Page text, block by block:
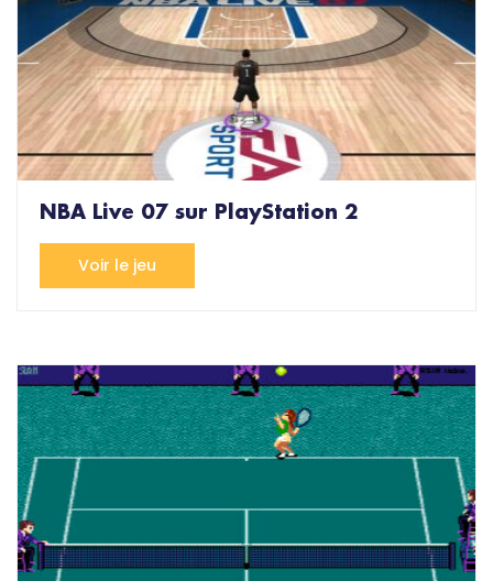
NBA Live 07 sur PlayStation 2
Voir le jeu